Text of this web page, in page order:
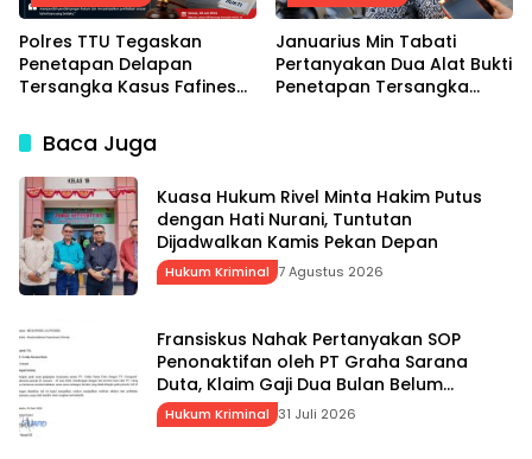
Polres TTU Tegaskan
Penetapan Delapan
Tersangka Kasus Fafinesu
Respons Pernyataan
Kuasa Hukum SS
Januarius Min Tabati
Pertanyakan Dua Alat Bukti
Penetapan Tersangka
Baca Juga
Kuasa Hukum Rivel Minta Hakim Putus
dengan Hati Nurani, Tuntutan
Dijadwalkan Kamis Pekan Depan
Hukum Kriminal 7 Agustus 2026
Fransiskus Nahak Pertanyakan SOP
Penonaktifan oleh PT Graha Sarana
Duta, Klaim Gaji Dua Bulan Belum
Dibayarkan
Hukum Kriminal 31 Juli 2026